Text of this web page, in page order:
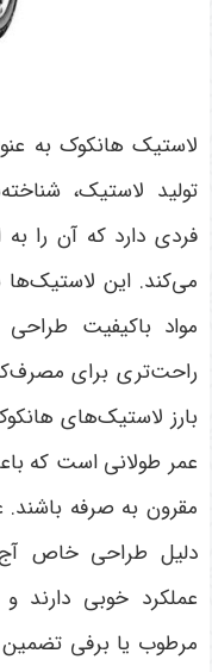
لاستیک هانکوک به
تولید لاستیک،
فردی دارد که آن را به
می‌کند. این لاستیک‌ها
مواد باکیفیت
راحت‌تری برای
بارز لاستیک‌های
عمر طولانی است که
مقرون به صرفه باشند.
دلیل طراحی خاص
عملکرد خوبی دارند
مرطوب یا برفی تضمین